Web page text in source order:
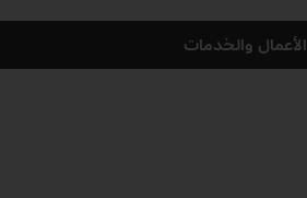
الأعمال والخدمات